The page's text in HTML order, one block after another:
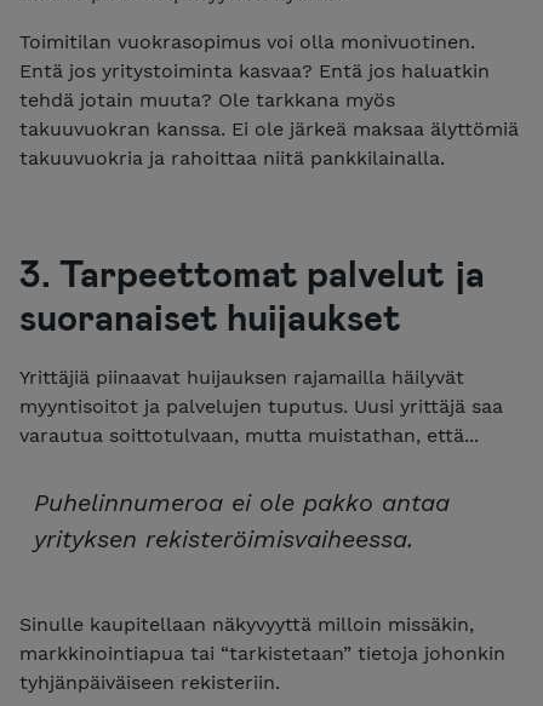
Toimitilan vuokrasopimus voi olla monivuotinen.
Entä jos yritystoiminta kasvaa? Entä jos haluatkin
tehdä jotain muuta? Ole tarkkana myös
takuuvuokran kanssa. Ei ole järkeä maksaa älyttömiä
takuuvuokria ja rahoittaa niitä pankkilainalla.
3. Tarpeettomat palvelut ja
suoranaiset huijaukset
Yrittäjiä piinaavat huijauksen rajamailla häilyvät
myyntisoitot ja palvelujen tuputus. Uusi yrittäjä saa
varautua soittotulvaan, mutta muistathan, että...
Puhelinnumeroa ei ole pakko antaa
yrityksen rekisteröimisvaiheessa.
Sinulle kaupitellaan näkyvyyttä milloin missäkin,
markkinointiapua tai “tarkistetaan” tietoja johonkin
tyhjänpäiväiseen rekisteriin.